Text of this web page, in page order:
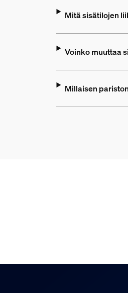
Mitä sisätilojen
Voinko muuttaa
Millaisen